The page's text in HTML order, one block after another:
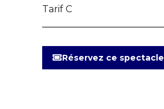
Tarif C
Réservez ce spectacle